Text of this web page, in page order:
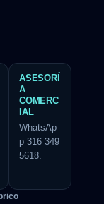
ASESORÍ
A
COMERC
IAL
WhatsAp
p 316 349
5618.